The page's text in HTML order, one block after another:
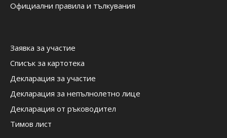
Официални правила и тълкувания
Заявка за участие
Списък за картотека
Декларация за участие
Декларация за непълнолетно лице
Декларация от ръководител
Тимов лист